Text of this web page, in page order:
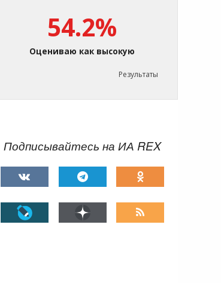
54.2%
Оцениваю как высокую
Результаты
Подписывайтесь на ИА REX